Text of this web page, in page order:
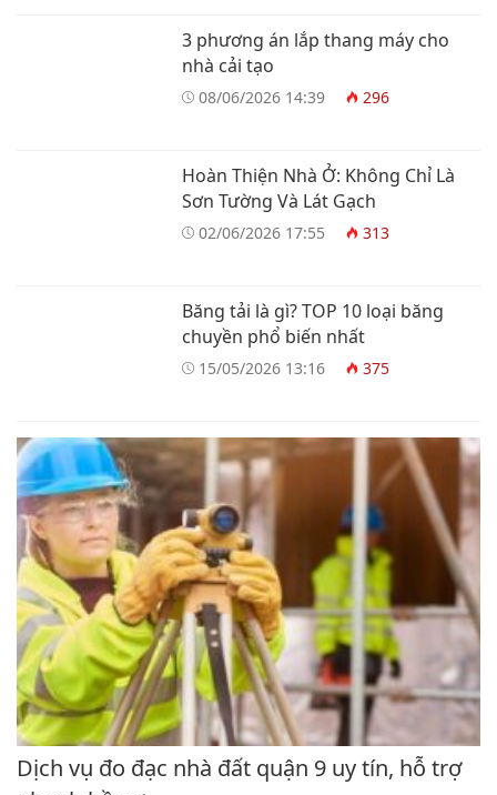
3 phương án lắp thang máy cho
nhà cải tạo
08/06/2026 14:39 296
Hoàn Thiện Nhà Ở: Không Chỉ Là
Sơn Tường Và Lát Gạch
02/06/2026 17:55 313
Băng tải là gì? TOP 10 loại băng
chuyền phổ biến nhất
15/05/2026 13:16 375
Dịch vụ đo đạc nhà đất quận 9 uy tín, hỗ trợ